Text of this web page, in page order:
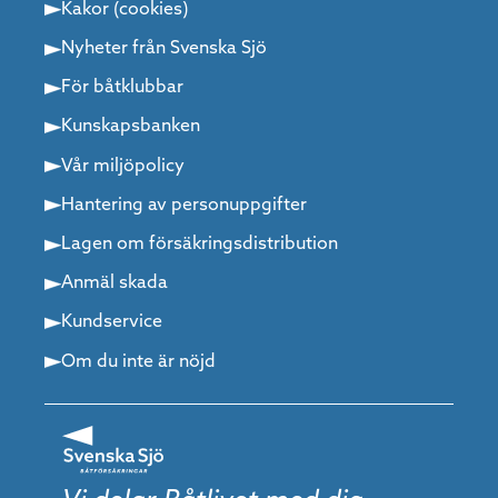
Kakor (cookies)
Nyheter från Svenska Sjö
För båtklubbar
Kunskapsbanken
Vår miljöpolicy
Hantering av personuppgifter
Lagen om försäkringsdistribution
Anmäl skada
Kundservice
Om du inte är nöjd